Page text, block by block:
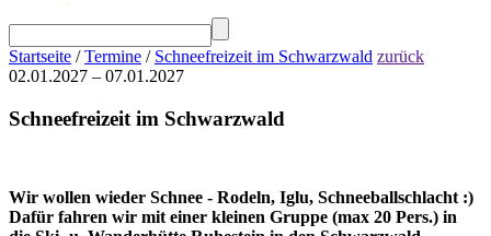
Startseite /Termine / Schneefreizeit im Schwarzwald zurück
02.01.2027 – 07.01.2027
Schneefreizeit im Schwarzwald
Wir wollen wieder Schnee - Rodeln, Iglu, Schneeballschlacht :)
Dafür fahren wir mit einer kleinen Gruppe (max 20 Pers.) in